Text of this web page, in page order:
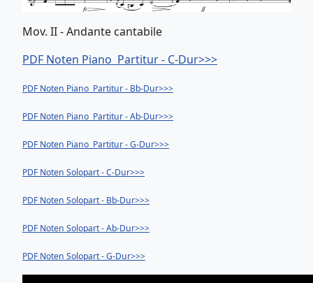
Mov. II - Andante cantabile
PDF Noten Piano Partitur - C-Dur>>>
PDF Noten Piano Partitur - Bb-Dur>>>
PDF Noten Piano Partitur - Ab-Dur>>>
PDF Noten Piano Partitur - G-Dur>>>
PDF Noten Solopart - C-Dur>>>
PDF Noten Solopart - Bb-Dur>>>
PDF Noten Solopart - Ab-Dur>>>
PDF Noten Solopart - G-Dur>>>